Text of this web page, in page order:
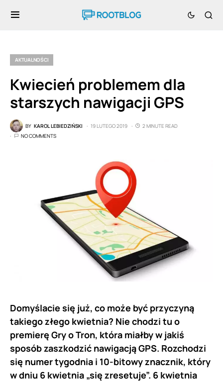
AKTUALNOŚCI
Kwiecień problemem dla
starszych nawigacji GPS
BY KAROL LEBIEDZIŃSKI 19 LUTEGO 2019
2 MINUTE READ
NO COMMENTS
Domyślacie się już, co może być przyczyną
takiego złego kwietnia? Nie chodzi tu o
premierę Gry o Tron, która miałby w jakiś
sposób zaszkodzić nawigacją GPS. Rozchodzi
się numer tygodnia i 10-bitowy znacznik, który
w dniu 6 kwietnia „się zresetuje”. 6 kwietnia